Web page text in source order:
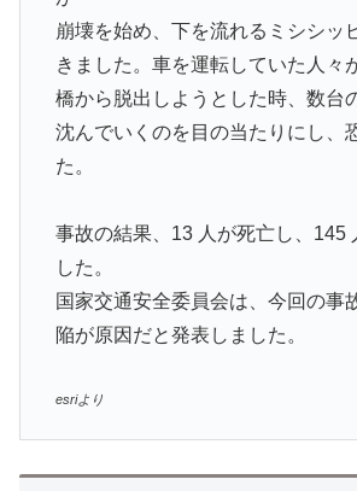
崩壊を始め、下を流れるミシシッ
きました。車を運転していた人々
橋から脱出しようとした時、数台
沈んでいくのを目の当たりにし、
た。
事故の結果、13 人が死亡し、145
した。
国家交通安全委員会は、今回の事
陥が原因だと発表しました。
esriより